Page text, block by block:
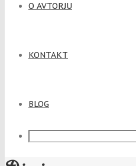
O AVTORJU
KONTAKT
BLOG